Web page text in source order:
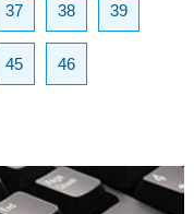
37 38 39
45 46